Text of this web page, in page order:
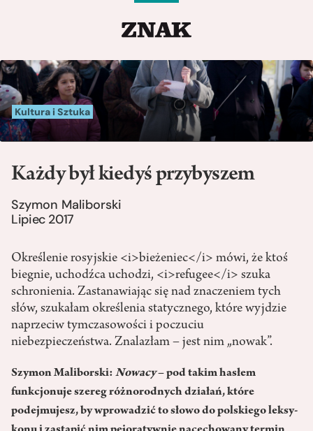
Kultura i Sztuka
Każdy był kiedyś przybyszem
Szymon Maliborski
Lipiec 2017
Określenie rosyjskie <i>bieżeniec</i> mówi, że ktoś
biegnie, uchodźca uchodzi, <i>refugee</i> szuka
schronienia. Zastanawiając się nad znaczeniem tych
słów, szukałam określenia statycznego, które wyjdzie
naprzeciw tymczasowości i poczuciu
niebezpieczeństwa. Znalazłam – jest nim „nowak”.
Szymon Maliborski: Nowacy– pod takim hasłem
funkcjonuje szereg różnorodnych działań, które
podejmujesz, by wpro­wadzić to słowo do polskiego leksy­